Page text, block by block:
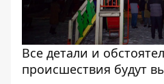
Все детали и
происшествия будут